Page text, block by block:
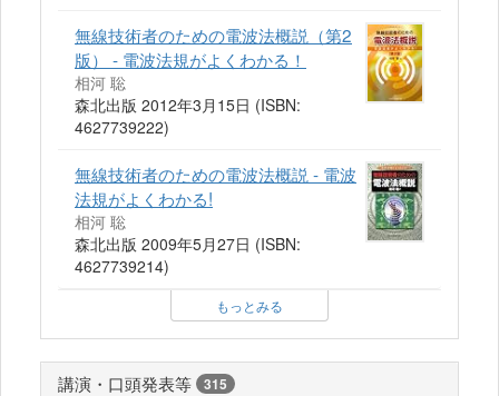
無線技術者のための電波法概説（第2
版） - 電波法規がよくわかる！
相河 聡
森北出版 2012年3月15日 (ISBN:
4627739222)
無線技術者のための電波法概説 - 電波
法規がよくわかる!
相河 聡
森北出版 2009年5月27日 (ISBN:
4627739214)
もっとみる
講演・口頭発表等 315